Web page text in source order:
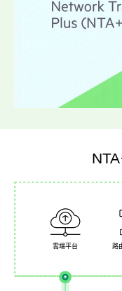
雲端平台 路